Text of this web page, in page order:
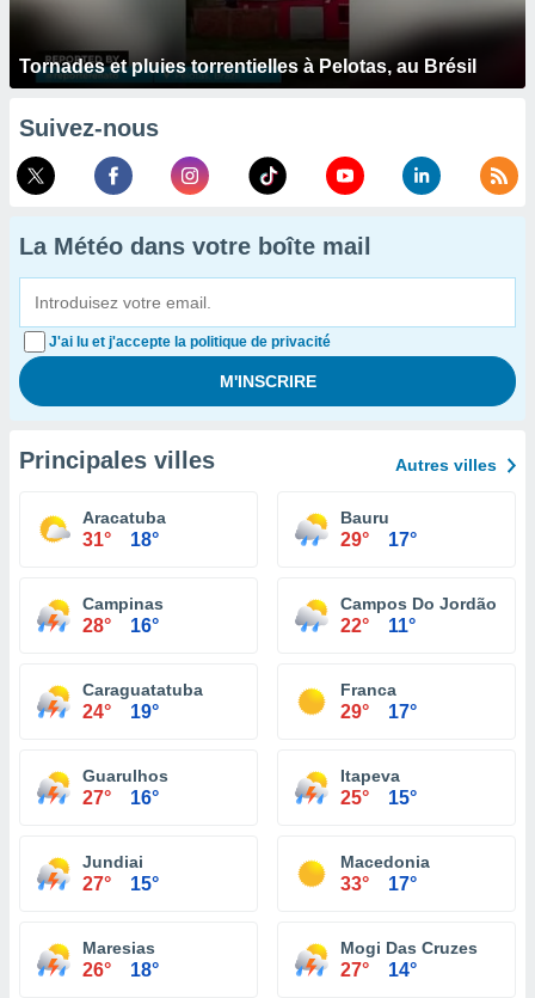
Tornades et pluies torrentielles à Pelotas, au Brésil
Suivez-nous
La Météo dans votre boîte mail
J'ai lu et j'accepte la politique de privacité
Principales villes Autres villes
Aracatuba
31° 18°
Bauru
29° 17°
Campinas
28° 16°
Campos Do Jordão
22° 11°
Caraguatatuba
24° 19°
Franca
29° 17°
Guarulhos
27° 16°
Itapeva
25° 15°
Jundiai
27° 15°
Macedonia
33° 17°
Maresias
26° 18°
Mogi Das Cruzes
27° 14°